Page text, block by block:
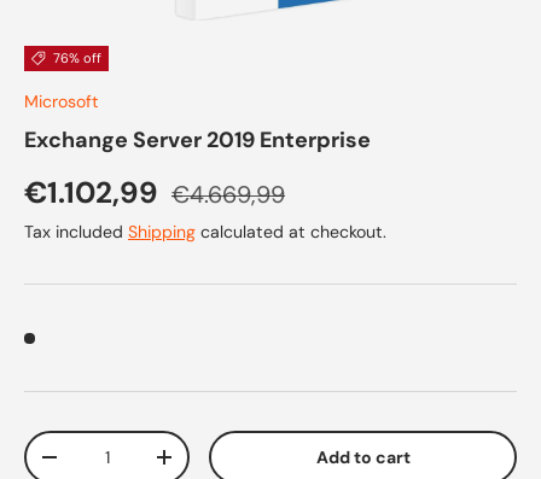
76% off
Microsoft
Exchange Server 2019 Enterprise
Sale price
€1.102,99 Regular price
€4.669,99
Tax included Shipping calculated at checkout.
Qty
Decrease quantityIncrease quantity Add to cart